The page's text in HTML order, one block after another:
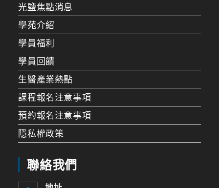
光鹽焦點消息
學苑介紹
學員福利
學員回饋
生醫產業熱點
課程報名注意事項
預約報名注意事項
隱私權政策
聯絡我們